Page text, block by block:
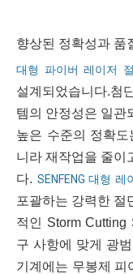
향상된 정확성과 품
대형 파이버 레이저
설계되었습니다.첨
템의 안정성은 일관
높은 수준의 정확
니라 재작업을 줄이
다. SENFENG 대형 레
포괄하는 강력한 절
적인 Storm Cutting
구 사항에 맞게 광
기계에는 무봉제 피